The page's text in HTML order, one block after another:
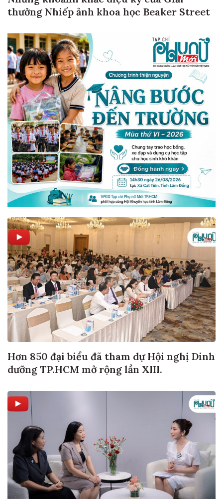
thưởng Nhiếp ảnh khoa học Beaker Street
Hơn 850 đại biểu đã tham dự Hội nghị Dinh
dưỡng TP.HCM mở rộng lần XIII.